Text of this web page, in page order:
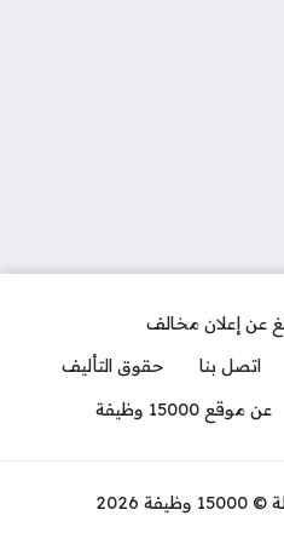
عن إعلان مخالف
اتصل بنا
حقوق التأليف
عن موقع 15000 وظيفة
2026